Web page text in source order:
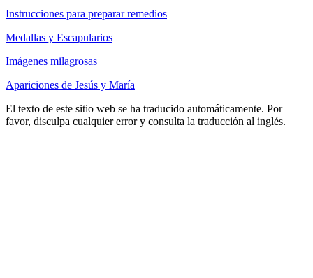
Instrucciones para preparar remedios
Medallas y Escapularios
Imágenes milagrosas
Apariciones de Jesús y María
El texto de este sitio web se ha traducido automáticamente. Por
favor, disculpa cualquier error y consulta la traducción al inglés.